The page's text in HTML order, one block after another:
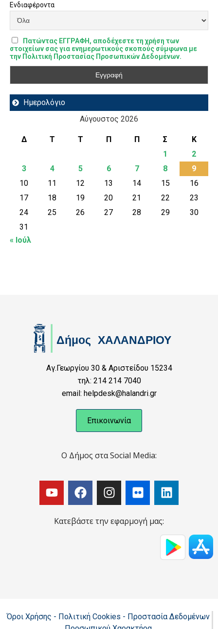
Ενδιαφέροντα
Πατώντας ΕΓΓΡΑΦΗ, αποδέχεστε τη χρήση των
στοιχείων σας για ενημερωτικούς σκοπούς σύμφωνα με
την Πολιτική Προστασίας Προσωπικών Δεδομένων.
Ημερολόγιο
Αύγουστος 2026
Δ Τ Τ Π Π Σ
Κ
1
2
3
4 5 6 7 8
9
10
11 12 13 14 15
16
17
18 19 20 21 22
23
24
25 26 27 28 29
30
31
« Ιούλ
Αγ.Γεωργίου 30 & Αριστείδου 15234
τηλ: 214 214 7040
email: helpdesk@halandri.gr
Επικοινωνία
Ο Δήμος στα Social Media:
Κατεβάστε την εφαρμογή μας:
Όροι Χρήσης - Πολιτική Cookies - Προστασία Δεδομένων